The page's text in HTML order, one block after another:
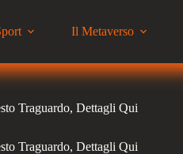
Il Metaverso
Traguardo, Dettagli Qui
Traguardo, Dettagli Qui